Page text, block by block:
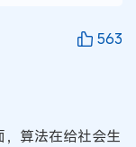
563
算法在给社会生